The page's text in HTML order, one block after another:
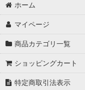
ホーム
マイページ
商品カテゴリ一覧
ショッピングカート
特定商取引法表示